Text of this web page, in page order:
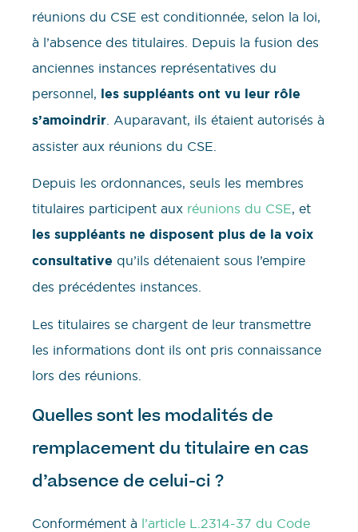
réunions du CSE est conditionnée, selon la loi,
à l’absence des titulaires. Depuis la fusion des
anciennes instances représentatives du
personnel, les suppléants ont vu leur rôle
s’amoindrir . Auparavant, ils étaient autorisés à
assister aux réunions du CSE.
Depuis les ordonnances, seuls les membres
titulaires participent aux réunions du CSE, et
les suppléants ne disposent plus de la voix
consultative qu’ils détenaient sous l’empire
des précédentes instances.
Les titulaires se chargent de leur transmettre
les informations dont ils ont pris connaissance
lors des réunions.
Quelles sont les modalités de
remplacement du titulaire en cas
d’absence de celui-ci ?
Conformément à l’article L.2314-37 du Code